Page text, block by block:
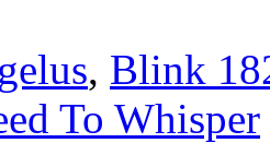
, Blink
To Whisper